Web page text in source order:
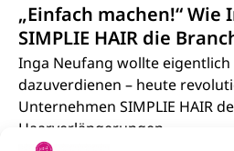
„Einfach machen!“
SIMPLIE HAIR die
Inga Neufang wollte
dazuverdienen – heute
Unternehmen SIMPLIE HAIR
Haarverlängerungen.